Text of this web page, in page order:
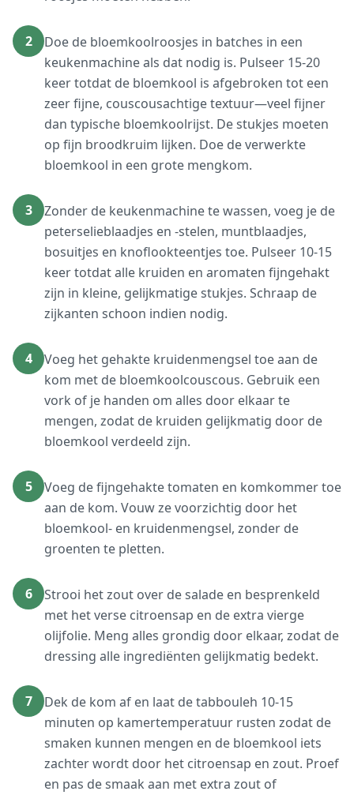
2
Doe de bloemkoolroosjes in batches in een
keukenmachine als dat nodig is. Pulseer 15-20
keer totdat de bloemkool is afgebroken tot een
zeer fijne, couscousachtige textuur—veel fijner
dan typische bloemkoolrijst. De stukjes moeten
op fijn broodkruim lijken. Doe de verwerkte
bloemkool in een grote mengkom.
3
Zonder de keukenmachine te wassen, voeg je de
peterselieblaadjes en -stelen, muntblaadjes,
bosuitjes en knoflookteentjes toe. Pulseer 10-15
keer totdat alle kruiden en aromaten fijngehakt
zijn in kleine, gelijkmatige stukjes. Schraap de
zijkanten schoon indien nodig.
4
Voeg het gehakte kruidenmengsel toe aan de
kom met de bloemkoolcouscous. Gebruik een
vork of je handen om alles door elkaar te
mengen, zodat de kruiden gelijkmatig door de
bloemkool verdeeld zijn.
5
Voeg de fijngehakte tomaten en komkommer toe
aan de kom. Vouw ze voorzichtig door het
bloemkool- en kruidenmengsel, zonder de
groenten te pletten.
6
Strooi het zout over de salade en besprenkeld
met het verse citroensap en de extra vierge
olijfolie. Meng alles grondig door elkaar, zodat de
dressing alle ingrediënten gelijkmatig bedekt.
7
Dek de kom af en laat de tabbouleh 10-15
minuten op kamertemperatuur rusten zodat de
smaken kunnen mengen en de bloemkool iets
zachter wordt door het citroensap en zout. Proef
en pas de smaak aan met extra zout of